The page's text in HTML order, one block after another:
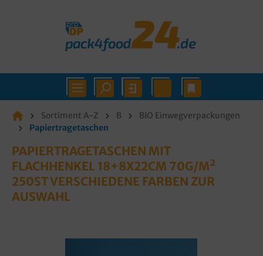
Sortiment A-Z B
BIO Einwegverpackungen
Papiertragetaschen
PAPIERTRAGETASCHEN MIT
FLACHHENKEL 18+8X22CM 70G/M²
250ST VERSCHIEDENE FARBEN ZUR
AUSWAHL